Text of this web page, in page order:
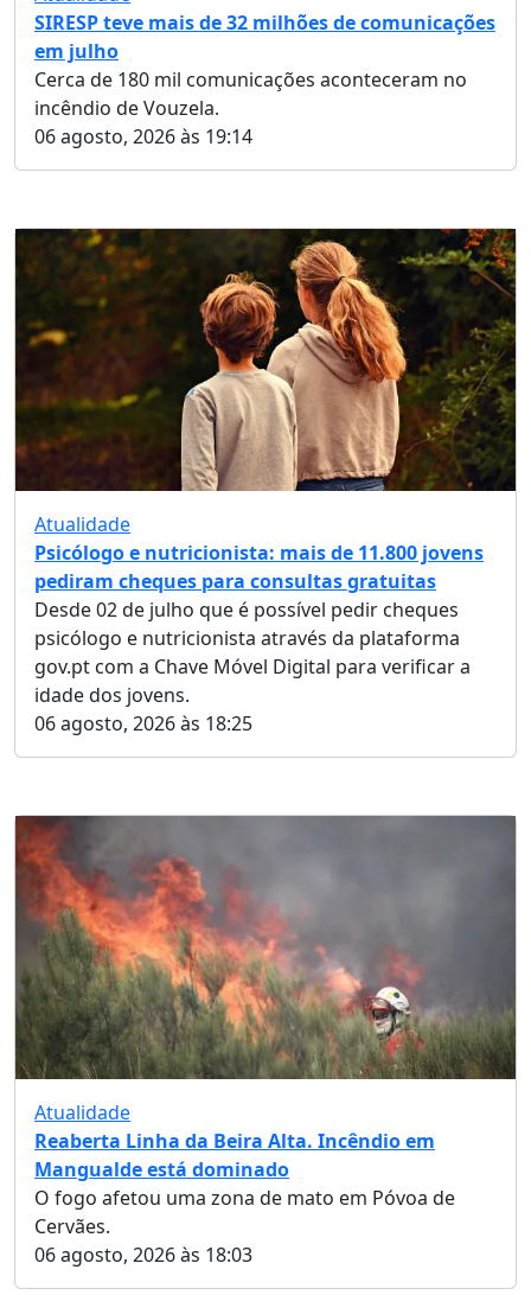
SIRESP teve mais de 32 milhões de comunicações
em julho
Cerca de 180 mil comunicações aconteceram no
incêndio de Vouzela.
06 agosto, 2026 às 19:14
Atualidade
Psicólogo e nutricionista: mais de 11.800 jovens
pediram cheques para consultas gratuitas
Desde 02 de julho que é possível pedir cheques
psicólogo e nutricionista através da plataforma
gov.pt com a Chave Móvel Digital para verificar a
idade dos jovens.
06 agosto, 2026 às 18:25
Atualidade
Reaberta Linha da Beira Alta. Incêndio em
Mangualde está dominado
O fogo afetou uma zona de mato em Póvoa de
Cervães.
06 agosto, 2026 às 18:03